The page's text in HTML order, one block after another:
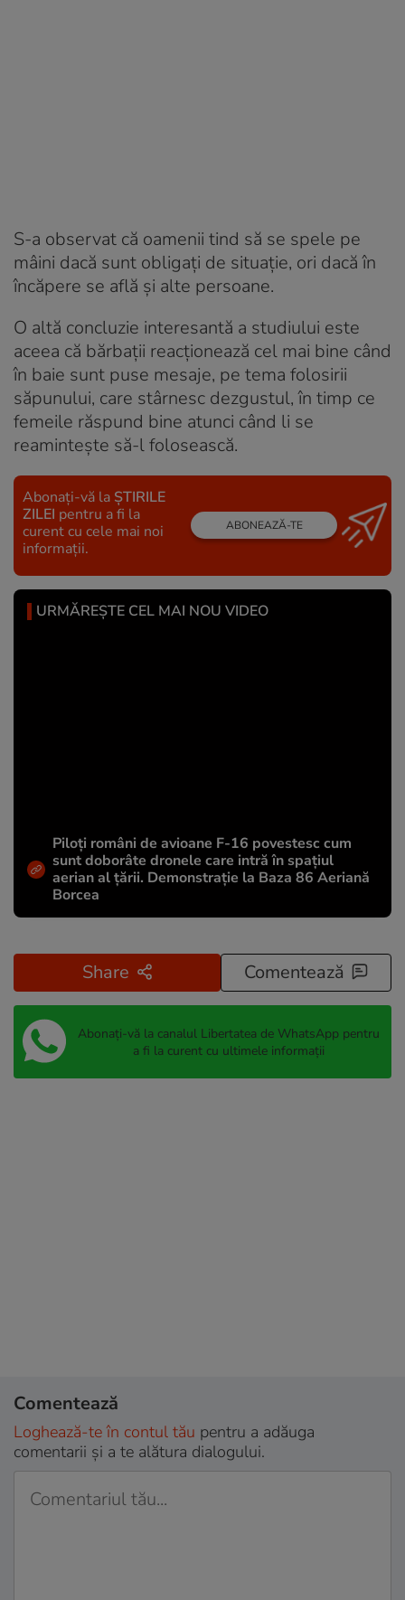
S-a observat că oamenii tind să se spele pe
mâini dacă sunt obligaţi de situaţie, ori dacă în
încăpere se află şi alte persoane.
O altă concluzie interesantă a studiului este
aceea că bărbaţii reacţionează cel mai bine când
în baie sunt puse mesaje, pe tema folosirii
săpunului, care stârnesc dezgustul, în timp ce
femeile răspund bine atunci când li se
reaminteşte să-l folosească.
Abonați-vă la ȘTIRILE
ZILEI pentru a fi la
curent cu cele mai noi
informații.
ABONEAZĂ-TE
URMĂREȘTE CEL MAI NOU VIDEO
Piloți români de avioane F-16 povestesc cum
sunt doborâte dronele care intră în spațiul
aerian al țării. Demonstrație la Baza 86 Aeriană
Borcea
Share Comentează
Abonați-vă la canalul Libertatea de WhatsApp pentru
a fi la curent cu ultimele informații
Comentează
Loghează-te în contul tău pentru a adăuga
comentarii și a te alătura dialogului.